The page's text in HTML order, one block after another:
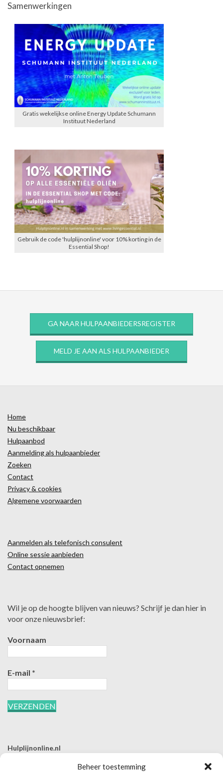
Beheer toestemming
Samenwerkingen
Gratis wekelijkse online Energy Update Schumann
Instituut Nederland
Gebruik de code 'hulplijnonline' voor 10% korting in de
Essential Shop!
GA NAAR HULPAANBIEDERSREGISTER
MELD JE AAN ALS HULPAANBIEDER
Home
Nu beschikbaar
Hulpaanbod
Aanmelding als hulpaanbieder
Zoeken
Contact
Privacy & cookies
Algemene voorwaarden
Aanmelden als telefonisch consulent
Online sessie aanbieden
Contact opnemen
Wil je op de hoogte blijven van nieuws? Schrijf je dan hier in
voor onze nieuwsbrief:
Voornaam
E-mail *
Hulplijnonline.nl